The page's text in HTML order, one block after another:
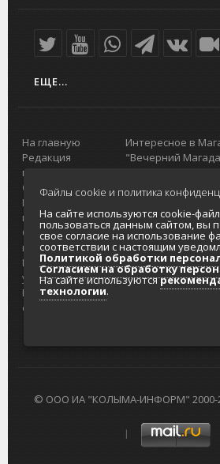
ЕЩЕ...
На главную
Редакция
портала
О проекте
Реклама на
портале
Отзывы и
предложения
Интернет-
услуги
Разработка
сайтов
Интересное в
"Вечерний
Городская доска
Реклама
Главный
Колымы
Политика в
персональных
Согласие на
данных
© ООО ИА "КОЛЫМА-ИНФОРМ" 2000-
Файлы cookie и политика
На сайте используются cookie-
пользоваться данным сайтом, вы
свое согласие на использование
соответствии с настоящим
Политикой обработки
Согласием на обработку
На сайте используются
технологии.